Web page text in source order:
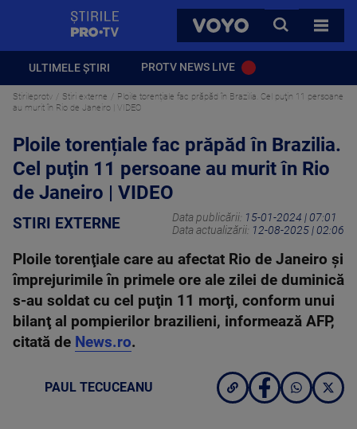
VOYO
CAUTA
TOATE
ULTIMELE ȘTIRI PROTV NEWS LIVE
Stirileprotv Stiri externe
Ploile torențiale fac prăpăd în Brazilia. Cel puţin 11 persoane
au murit în Rio de Janeiro | VIDEO
Ploile torențiale fac prăpăd în Brazilia.
Cel puţin 11 persoane au murit în Rio
de Janeiro | VIDEO
STIRI EXTERNE Data publicării: 15-01-2024 | 07:01
Data actualizării: 12-08-2025 | 02:06
Ploile torenţiale care au afectat Rio de Janeiro şi
împrejurimile în primele ore ale zilei de duminică
s-au soldat cu cel puţin 11 morţi, conform unui
bilanţ al pompierilor brazilieni, informează AFP,
citată de News.ro.
PAUL TECUCEANU